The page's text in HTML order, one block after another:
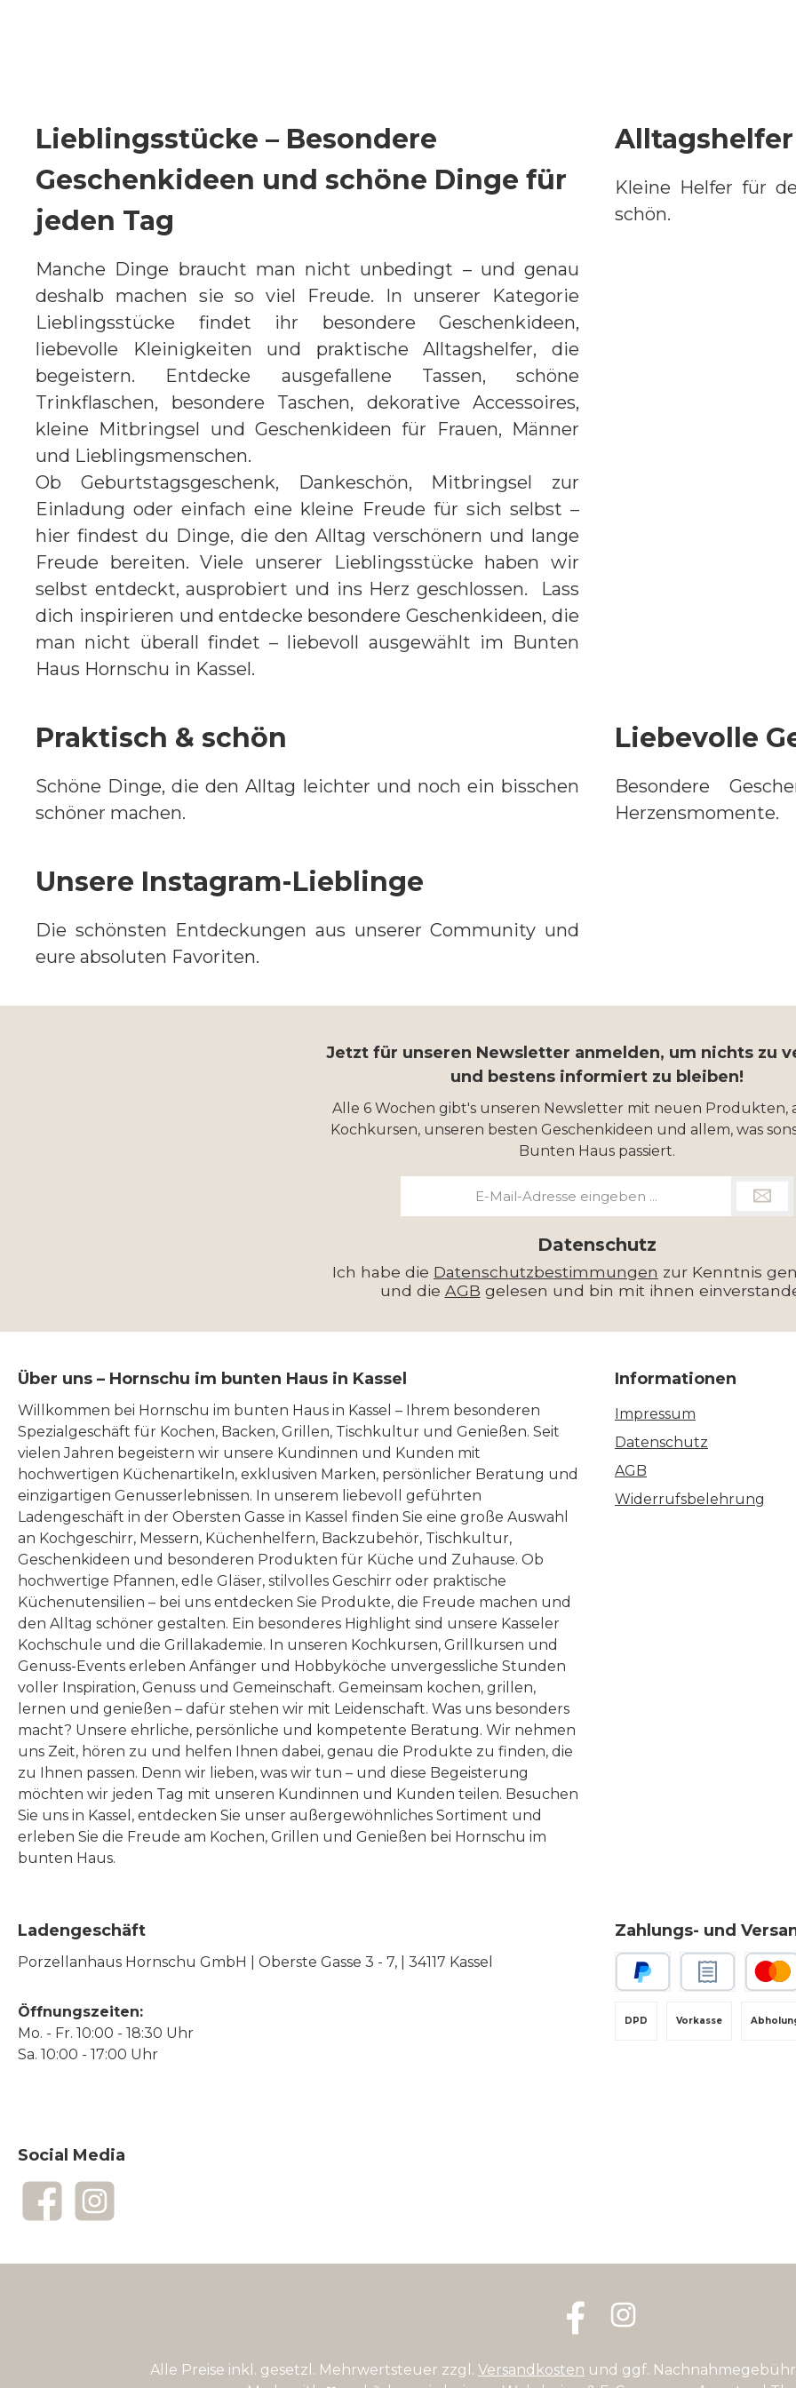
Lieblingsstücke – Besondere
Geschenkideen und schöne Dinge für
jeden Tag
Manche Dinge braucht man nicht unbedingt – und genau
deshalb machen sie so viel Freude. In unserer Kategorie
Lieblingsstücke findet ihr besondere Geschenkideen,
liebevolle Kleinigkeiten und praktische Alltagshelfer, die
begeistern. Entdecke ausgefallene Tassen, schöne
Trinkflaschen, besondere Taschen, dekorative Accessoires,
kleine Mitbringsel und Geschenkideen für Frauen, Männer
und Lieblingsmenschen.
Ob Geburtstagsgeschenk, Dankeschön, Mitbringsel zur
Einladung oder einfach eine kleine Freude für sich selbst –
hier findest du Dinge, die den Alltag verschönern und lange
Freude bereiten. Viele unserer Lieblingsstücke haben wir
selbst entdeckt, ausprobiert und ins Herz geschlossen. Lass
dich inspirieren und entdecke besondere Geschenkideen, die
man nicht überall findet – liebevoll ausgewählt im Bunten
Haus Hornschu in Kassel.
Alltagshelfer
Kleine Helfer für
schön.
Praktisch & schön
Schöne Dinge, die den Alltag leichter und noch ein bisschen
schöner machen.
Liebevolle
Besondere
Herzensmomente.
Unsere Instagram-Lieblinge
Die schönsten Entdeckungen aus unserer Community und
eure absoluten Favoriten.
Jetzt für unseren Newsletter anmelden, um nichts zu
und bestens informiert zu bleiben!
Alle 6 Wochen gibt's unseren Newsletter mit neuen Produkten,
Kochkursen, unseren besten Geschenkideen und allem, was
Bunten Haus passiert.
Datenschutz
Ich habe die Datenschutzbestimmungen zur Kenntnis
und die AGB gelesen und bin mit ihnen
Über uns – Hornschu im bunten Haus in Kassel
Willkommen bei Hornschu im bunten Haus in Kassel – Ihrem besonderen
Spezialgeschäft für Kochen, Backen, Grillen, Tischkultur und Genießen. Seit
vielen Jahren begeistern wir unsere Kundinnen und Kunden mit
hochwertigen Küchenartikeln, exklusiven Marken, persönlicher Beratung und
einzigartigen Genusserlebnissen. In unserem liebevoll geführten
Ladengeschäft in der Obersten Gasse in Kassel finden Sie eine große Auswahl
an Kochgeschirr, Messern, Küchenhelfern, Backzubehör, Tischkultur,
Geschenkideen und besonderen Produkten für Küche und Zuhause. Ob
hochwertige Pfannen, edle Gläser, stilvolles Geschirr oder praktische
Küchenutensilien – bei uns entdecken Sie Produkte, die Freude machen und
den Alltag schöner gestalten. Ein besonderes Highlight sind unsere Kasseler
Kochschule und die Grillakademie. In unseren Kochkursen, Grillkursen und
Genuss-Events erleben Anfänger und Hobbyköche unvergessliche Stunden
voller Inspiration, Genuss und Gemeinschaft. Gemeinsam kochen, grillen,
lernen und genießen – dafür stehen wir mit Leidenschaft. Was uns besonders
macht? Unsere ehrliche, persönliche und kompetente Beratung. Wir nehmen
uns Zeit, hören zu und helfen Ihnen dabei, genau die Produkte zu finden, die
zu Ihnen passen. Denn wir lieben, was wir tun – und diese Begeisterung
möchten wir jeden Tag mit unseren Kundinnen und Kunden teilen. Besuchen
Sie uns in Kassel, entdecken Sie unser außergewöhnliches Sortiment und
erleben Sie die Freude am Kochen, Grillen und Genießen bei Hornschu im
bunten Haus.
Informationen
Impressum
Datenschutz
AGB
Widerrufsbelehrung
Ladengeschäft
Porzellanhaus Hornschu GmbH | Oberste Gasse 3 - 7, | 34117 Kassel
Öffnungszeiten:
Mo. - Fr. 10:00 - 18:30 Uhr
Sa. 10:00 - 17:00 Uhr
Zahlungs- und
Vorkasse
DPD
Social Media
FacebookInstagram
FacebookInstagram
Alle Preise inkl. gesetzl. Mehrwertsteuer zzgl. Versandkosten und ggf.